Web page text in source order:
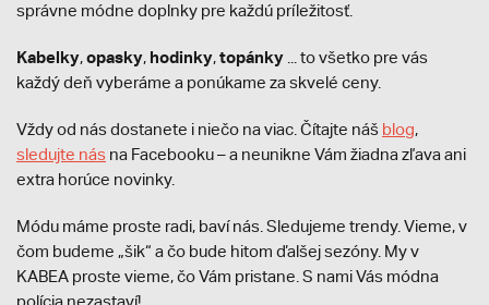
správne módne doplnky pre každú príležitosť.
Kabelky,opasky, hodinky,topánky ... to všetko pre vás
každý deň vyberáme a ponúkame za skvelé ceny.
Vždy od nás dostanete i niečo na viac. Čítajte náš blog,
sledujte nás na Facebooku – a neunikne Vám žiadna zľava ani
extra horúce novinky.
Módu máme proste radi, baví nás. Sledujeme trendy. Vieme, v
čom budeme „šik“ a čo bude hitom ďalšej sezóny. My v
KABEA proste vieme, čo Vám pristane. S nami Vás módna
polícia nezastaví!